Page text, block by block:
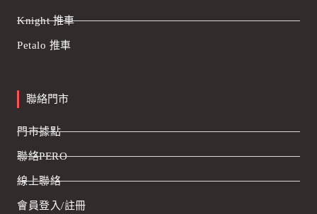
Knight 推車
Petalo 推車
聯絡門市
門市據點
聯絡PERO
線上聯絡
會員登入/註冊